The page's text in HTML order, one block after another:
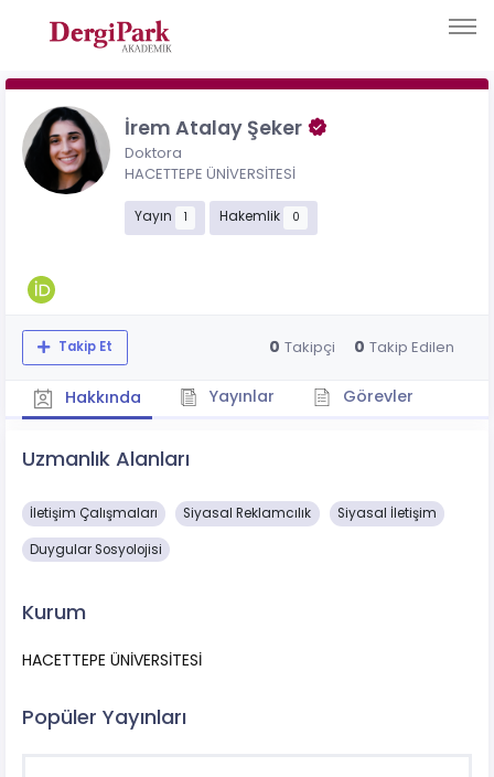
İrem Atalay Şeker
Doktora
HACETTEPE ÜNİVERSİTESİ
Yayın 1 Hakemlik 0
Takip Et 0 Takipçi 0 Takip Edilen
Hakkında Yayınlar Görevler
Uzmanlık Alanları
İletişim Çalışmaları Siyasal Reklamcılık Siyasal İletişim
Duygular Sosyolojisi
Kurum
HACETTEPE ÜNİVERSİTESİ
Popüler Yayınları